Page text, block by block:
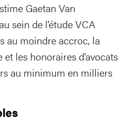
Gaetan Van
sein de l’étude VCA
au moindre accroc, la
les honoraires d’avocats
au minimum en milliers